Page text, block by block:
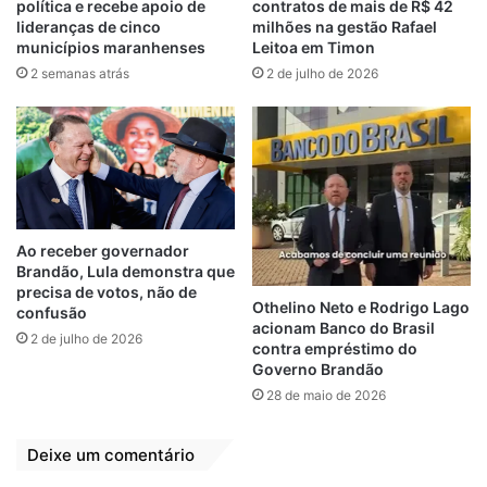
professores aposentados, com o depósito
previsto para a sexta-feira, 17 de maio.
Camarão Maranhão Pagamento
Precatórios Professores
Vice-governador
política e recebe apoio de
lideranças de cinco
municípios maranhenses
2 semanas atrás
contratos de mais de R$ 42
milhões na gestão Rafael
Leitoa em Timon
2 de julho de 2026
Ao receber governador
Brandão, Lula demonstra que
precisa de votos, não de
confusão
2 de julho de 2026
Othelino Neto e Rodrigo Lago
acionam Banco do Brasil
contra empréstimo do
Governo Brandão
28 de maio de 2026
Deixe um comentário